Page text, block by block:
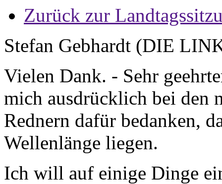
Zurück zur
Stefan Gebhardt (DIE
Vielen Dank. - Sehr
mich ausdrücklich bei den
Rednern dafür bedanken,
Wellenlänge liegen.
Ich will auf einige Dinge